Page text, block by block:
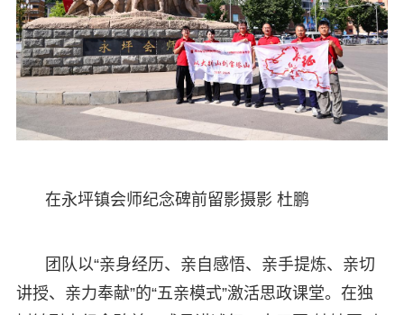
在永坪镇会师纪念碑前留影摄影 杜鹏
团队以“亲身经历、亲自感悟、亲手提炼、亲切
讲授、亲力奉献”的“五亲模式”激活思政课堂。在独